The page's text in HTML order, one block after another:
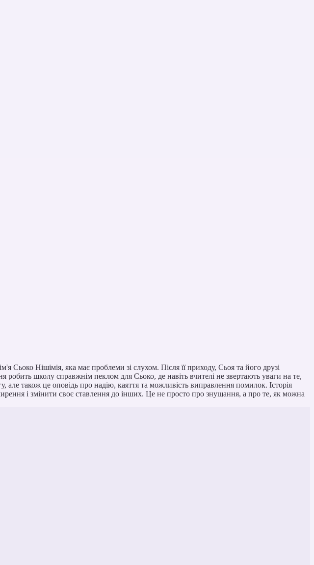
Сьоко Нішімія, яка має проблеми зі слухом. Після її приходу, Сьоя та його друзі
школу справжнім пеклом для Сьоко, де навіть вчителі не звертають уваги на те,
але також це оповідь про надію, каяття та можливість виправлення помилок. Історія
і змінити своє ставлення до інших. Це не просто про знущання, а про те, як можна